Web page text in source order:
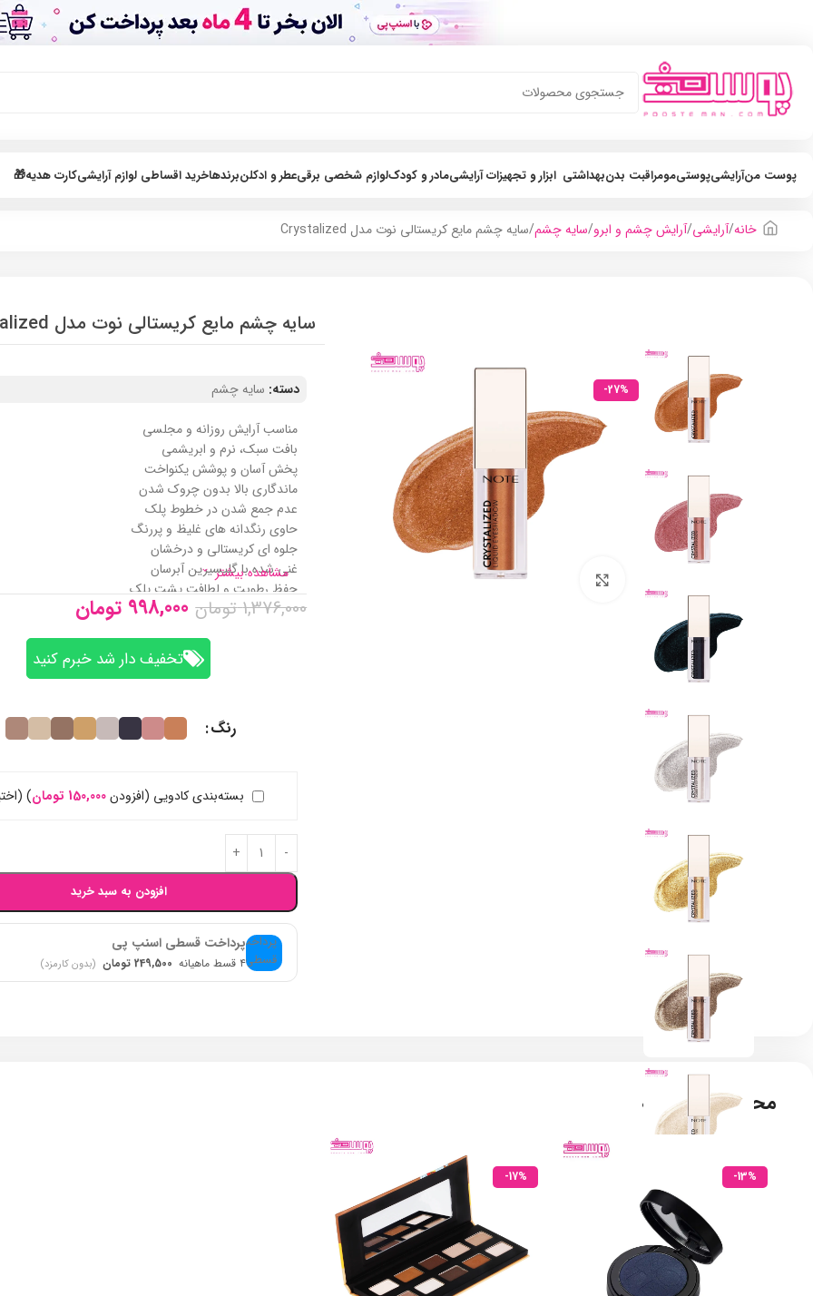
پوست منآرایشیپوستیمومراقبت بدنبهداشتی ابزار و تجهیزات آرایشیمادر و کودکلوازم شخصی برقیعطر و ادکلنبرندهاخرید اقساطی لوازم آرایشیکارت هدیه🎁
خانه آرایشی آرایش چشم و ابرو سایه چشم سایه چشم مایع کریستالی نوت مدل Crystalized
-27%
بزرگنمایی تصویر
سایه چشم مایع کریستالی نوت مدل Crystalized
دسته: سایه چشم
مناسب آرایش روزانه و مجلسی
بافت سبک، نرم و ابریشمی
پخش آسان و پوشش یکنواخت
ماندگاری بالا بدون چروک شدن
عدم جمع شدن در خطوط پلک
حاوی رنگدانه‌ های غلیظ و پررنگ
جلوه ای کریستالی و درخشان
غنی‌ شده با گلیسیرین آبرسان
حفظ رطوبت و لطافت پشت پلک
لایه‌ سازی آسان برای شدت رنگ بیشتر
بدون ایجاد حس سنگینی روی پلک
مشاهده بیشتر
1,376,000 تومان 998,000 تومان
تخفیف‌ دار شد خبرم کنید
رنگ
بسته‌بندی کادویی (افزودن150,000 تومان)
افزودن به سبد خرید
پرداخت قسطی اسنپ پی
۴ قسط ماهیانه 249,500 تومان (بدون کارمزد)
محصولات مشابه
-13%
-17%